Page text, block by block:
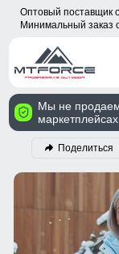
Оптовый поставщик
Минимальный заказ
Мы не
маркетплейсах.
Поделиться